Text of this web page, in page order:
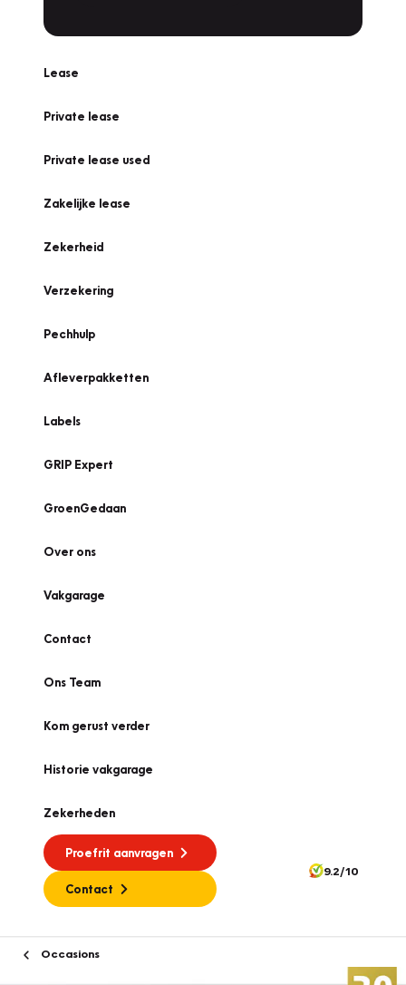
Lease
Private lease
Private lease used
Zakelijke lease
Zekerheid
Verzekering
Pechhulp
Afleverpakketten
Labels
GRIP Expert
GroenGedaan
Over ons
Vakgarage
Contact
Ons Team
Kom gerust verder
Historie vakgarage
Zekerheden
Proefrit aanvragen
Contact
9.2/10
Occasions